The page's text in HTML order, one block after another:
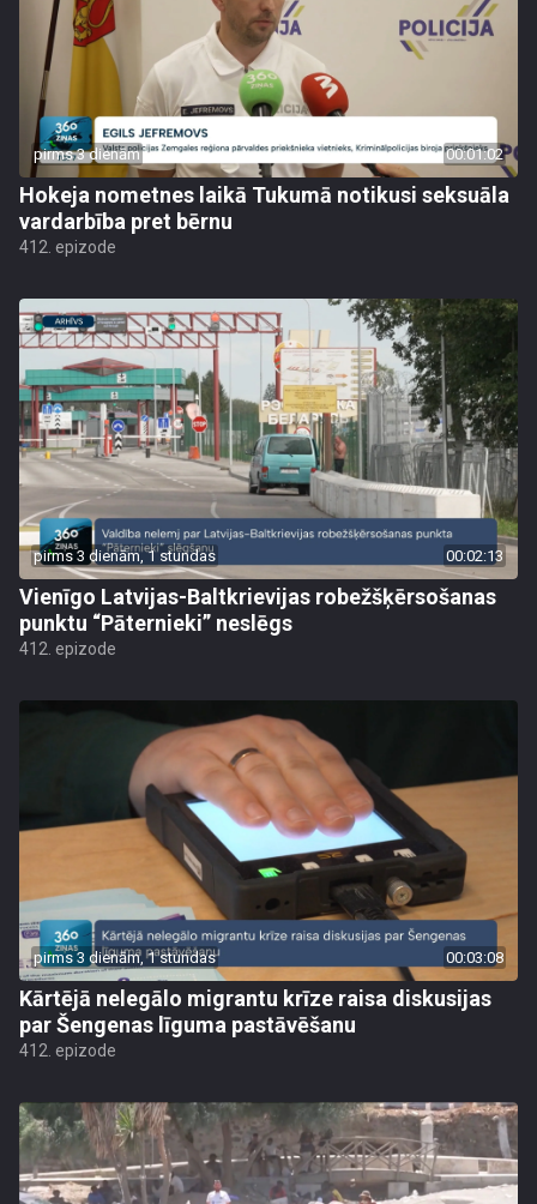
pirms 3 dienām 00:01:02
Hokeja nometnes laikā Tukumā notikusi seksuāla
vardarbība pret bērnu
412. epizode
pirms 3 dienām, 1 stundas 00:02:13
Vienīgo Latvijas-Baltkrievijas robežšķērsošanas
punktu “Pāternieki” neslēgs
412. epizode
pirms 3 dienām, 1 stundas 00:03:08
Kārtējā nelegālo migrantu krīze raisa diskusijas
par Šengenas līguma pastāvēšanu
412. epizode